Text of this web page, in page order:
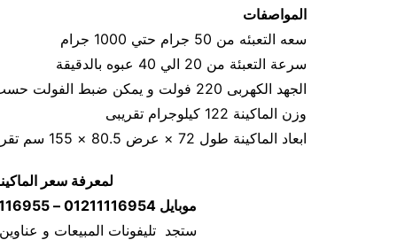
المواصفات
سعه التعبئه من 50 جرام حتي 1000 جرام
سرعة التعبئة من 20 الي 40 عبوه بالدقيقة
الجهد الكهربى 220 فولت و يمكن ضبط الفولت حسب الكهرباء المتاحه 1.2 كيلو وات
وزن الماكينة 122 كيلوجرام تقريبى
ابعاد الماكينة طول 72 × عرض 80.5 × 155 سم تقريبي
لمعرفة سعر
موبايل 01211116954 – 01211116955 – 01211116956–01211116958
ستجد تليفونات المبيعات و